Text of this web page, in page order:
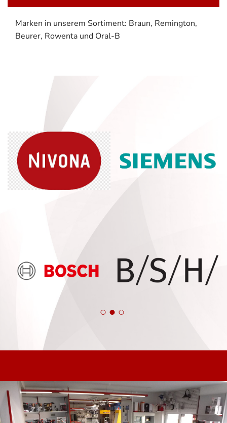
Marken in unserem Sortiment: Braun, Remington,
Beurer, Rowenta und Oral-B